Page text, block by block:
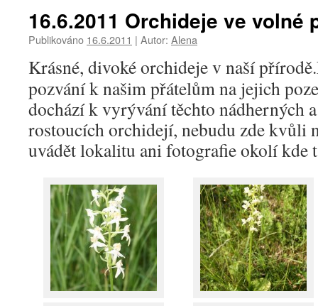
16.6.2011 Orchideje ve volné
Publikováno 16.6.2011 | Autor: Alena
Krásné, divoké orchideje v naší přírodě.
pozvání k našim přátelům na jejich
dochází k vyrývání těchto nádherných
rostoucích orchidejí, nebudu zde kvůli
uvádět lokalitu ani fotografie okolí kde